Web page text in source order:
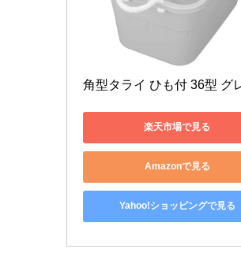
角型タライ ひも付 36型 グ
楽天市場で見る
Amazonで見る
Yahoo!ショッピングで見る